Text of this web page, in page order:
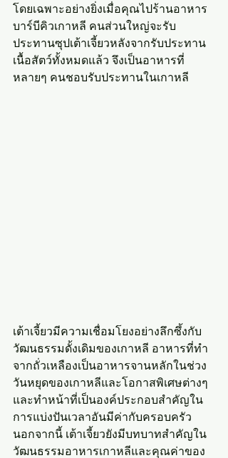
โดยเฉพาะอย่างยิ่งเมื่อคุณไปร้านอาหาร
บาร์บีคิวเกาหลี คนส่วนใหญ่จะรับ
ประทานซุปเต้าเจี้ยวหลังจากรับประทาน
เนื้อสัตว์ทั้งหมดแล้ว จึงเป็นอาหารที่
หลายๆ คนชอบรับประทานในเกาหลี
เต้าเจี้ยวมีความเชื่อมโยงอย่างลึกซึ้งกับ
วัฒนธรรมดั้งเดิมของเกาหลี อาหารที่ทำ
จากถั่วเหลืองเป็นอาหารจานหลักในช่วง
วันหยุดของเกาหลีและโอกาสพิเศษต่างๆ
และทำหน้าที่เป็นองค์ประกอบสำคัญใน
การแบ่งปันเวลาอันมีค่ากับครอบครัว
นอกจากนี้ เต้าเจี้ยวยังมีบทบาทสำคัญใน
วัฒนธรรมอาหารเกาหลีและคุณค่าของ